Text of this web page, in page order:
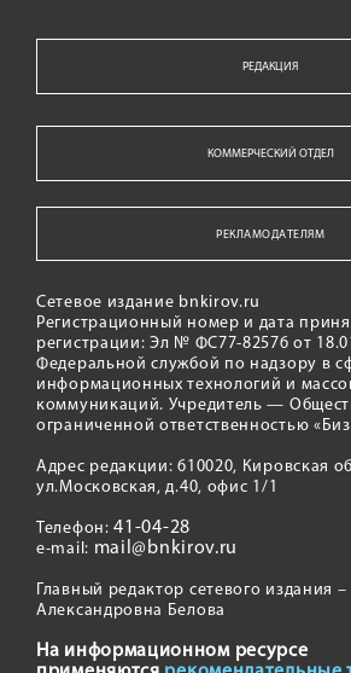
РЕДАКЦИЯ
КОММЕРЧЕСКИЙ ОТДЕЛ
РЕКЛАМОДАТЕЛЯМ
Сетевое издание bnkirov.ru
Регистрационный номер и дата
регистрации: Эл № ФС77-82576 от
Федеральной службой по надзору в
информационных технологий и
коммуникаций. Учредитель —
ограниченной ответственностью
Адрес редакции: 610020, Кировская
ул.Московская, д.40, офис 1/1
Телефон:41-04-28
e-mail: mail@bnkirov.ru
Главный редактор сетевого издания –
Александровна Белова
На информационном ресурсе